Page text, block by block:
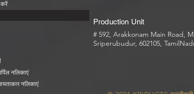
करें
नलिकाएं
नलिकाएं
Production Unit
# 592, Arakkonam Main Road,
Sriperubudur, 602105,